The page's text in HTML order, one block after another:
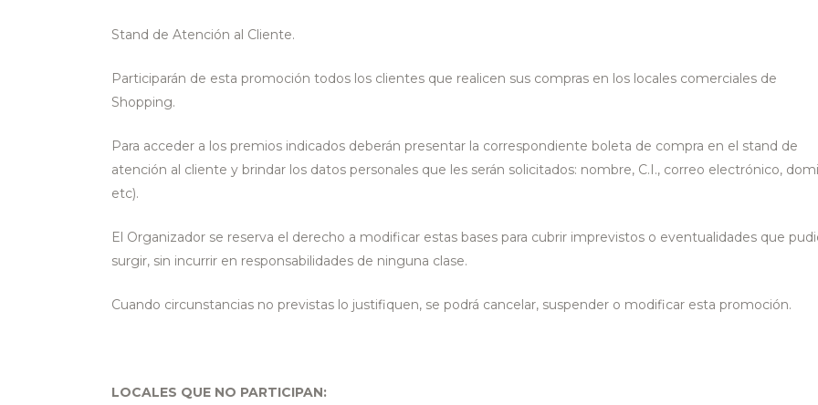
Stand de Atención al Cliente.
Participarán de esta promoción todos los clientes que realicen sus compras en los locales comerciales de
Shopping.
Para acceder a los premios indicados deberán presentar la correspondiente boleta de compra en el stand de
atención al cliente y brindar los datos personales que les serán solicitados: nombre, C.I., correo electrónico,
etc).
El Organizador se reserva el derecho a modificar estas bases para cubrir imprevistos o eventualidades que
surgir, sin incurrir en responsabilidades de ninguna clase.
Cuando circunstancias no previstas lo justifiquen, se podrá cancelar, suspender o modificar esta promoción.
LOCALES QUE NO PARTICIPAN: